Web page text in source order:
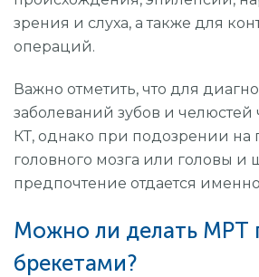
зрения и слуха, а также для
операций.
Важно отметить, что для
заболеваний зубов и
КТ, однако при подозрении на
головного мозга или головы и
предпочтение отдается
Можно ли делать МРТ
брекетами?